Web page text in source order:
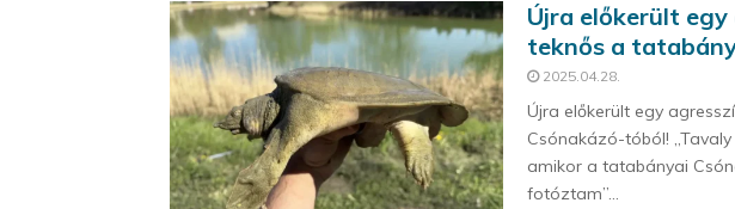
Újra előkerült
teknős a
2025.04.28.
Újra előkerült egy
Csónakázó-tóból!
amikor a tatabányai
fotóztam”...